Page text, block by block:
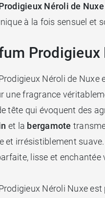
Néroli de Nuxe
à la fois sensuel et
Néroli de
une fragrance
tête qui évoquent des
et la bergamote
et irrésistiblement
lisse et enchantée
Néroli Nuxe